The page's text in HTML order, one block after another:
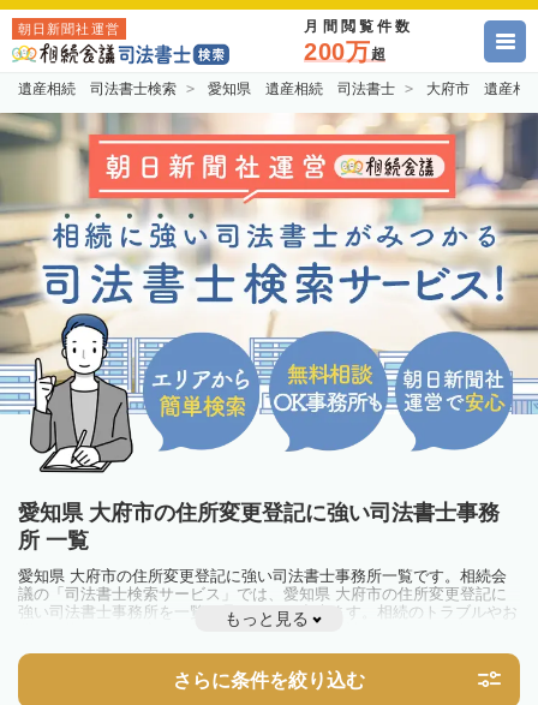
朝日新聞社運営 月間閲覧件数
200万超
遺産相続 司法書士検索 愛知県 遺産相続 司法書士 大府市 遺産相
愛知県 大府市の住所変更登記に強い司法書士事務
所 一覧
愛知県 大府市の住所変更登記に強い司法書士事務所一覧です。相続会
議の「司法書士検索サービス」では、愛知県 大府市の住所変更登記に
強い司法書士事務所を一覧で見ることが出来ます。相続のトラブルやお
悩みを抱えている方は一度近隣の司法書士に相談してみましょう。
もっと見る
さらに条件を絞り込む